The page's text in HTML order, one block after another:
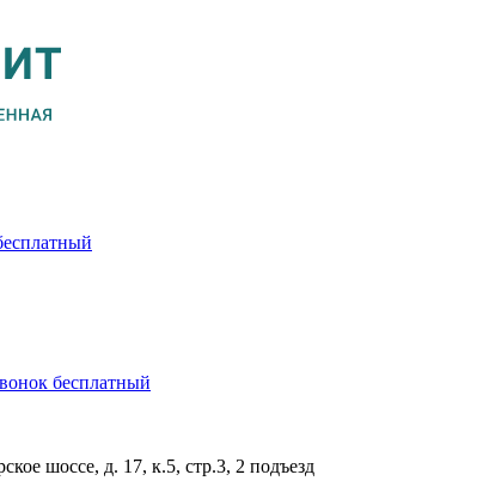
бесплатный
шоссе, д. 17, к.5, стр.3, 2 подъезд